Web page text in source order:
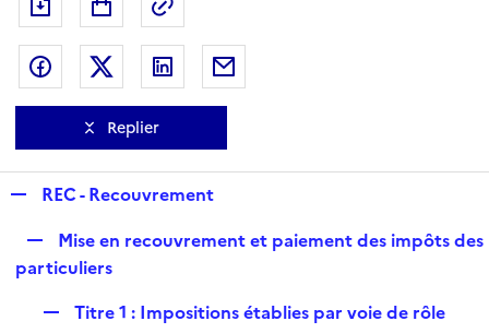
Exporter le document au format pdf
Partager sur Facebook
Partager sur Twitter
Partager sur LinkedIn
Replier
p
l
REC - Recouvrement
e
l
Mise en recouvrement et paiement des impôts des
particuliers
Titre 1 : Impositions établies par voie de rôle